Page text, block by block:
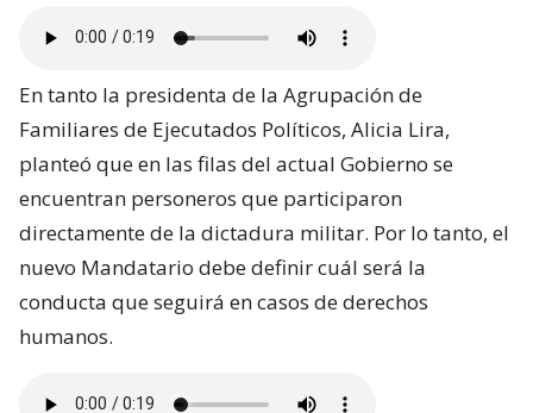
En tanto la presidenta de la Agrupación de
Familiares de Ejecutados Políticos, Alicia Lira,
planteó que en las filas del actual Gobierno se
encuentran personeros que participaron
directamente de la dictadura militar. Por lo tanto, el
nuevo Mandatario debe definir cuál será la
conducta que seguirá en casos de derechos
humanos.